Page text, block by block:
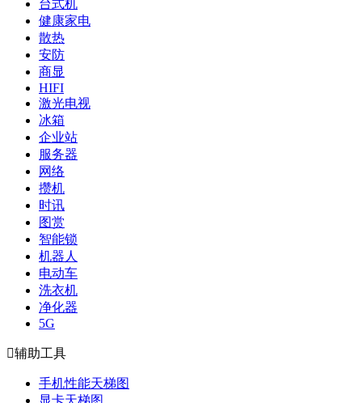
台式机
健康家电
散热
安防
商显
HIFI
激光电视
冰箱
企业站
服务器
网络
攒机
时讯
图赏
智能锁
机器人
电动车
洗衣机
净化器
5G
辅助工具
手机性能天梯图
显卡天梯图